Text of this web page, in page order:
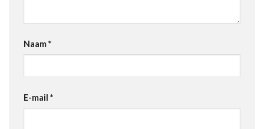
Naam*
E-mail *